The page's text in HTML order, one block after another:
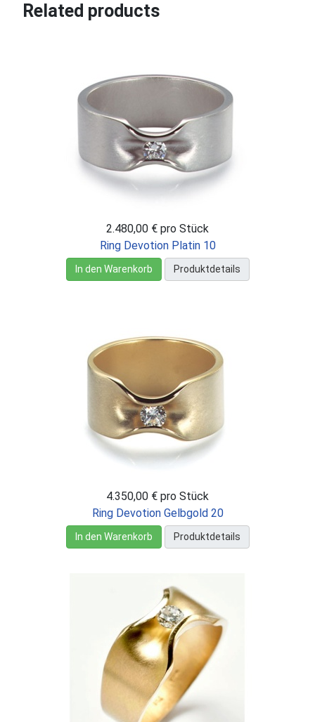
Related products
2.480,00 € pro Stück
Ring Devotion Platin 10
In den Warenkorb Produktdetails
4.350,00 € pro Stück
Ring Devotion Gelbgold 20
In den Warenkorb Produktdetails